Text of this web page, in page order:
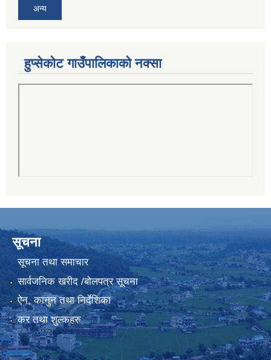
अन्य
हुप्सेकोट गाउँपालिकाको नक्सा
सूचना
सूचना तथा समाचार
सार्वजनिक खरीद /बोलपत्र सूचना
ऐन, कानुन तथा निर्देशिका
कर तथा शुल्कहरु